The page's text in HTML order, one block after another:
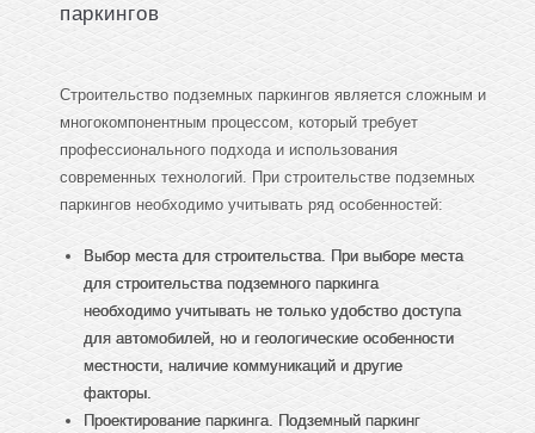
паркингов
Строительство подземных паркингов является сложным и
многокомпонентным процессом, который требует
профессионального подхода и использования
современных технологий. При строительстве подземных
паркингов необходимо учитывать ряд особенностей:
Выбор места для строительства. При выборе места
для строительства подземного паркинга
необходимо учитывать не только удобство доступа
для автомобилей, но и геологические особенности
местности, наличие коммуникаций и другие
факторы.
Проектирование паркинга. Подземный паркинг